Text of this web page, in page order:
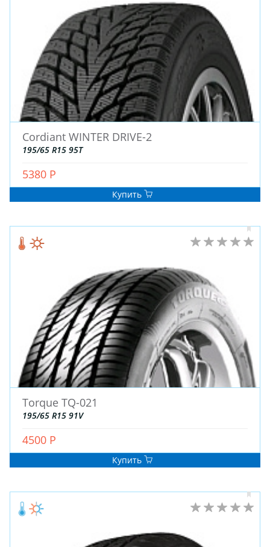
ЛЕТНИЕ
ДЛЯ СПЕЦТЕХНИКИ
ДЛЯ ГРУЗОВЫХ АВТО
ДЛЯ ГРУЗОВЫХ АВТО
ДЛЯ ЛЕГКОВЫХ АВТО
ШИНЫ
ДИСКИ
Cordiant WINTER DRIVE-2
195/65 R15 95T
5380 Р
Купить
Torque TQ-021
195/65 R15 91V
4500 Р
Купить